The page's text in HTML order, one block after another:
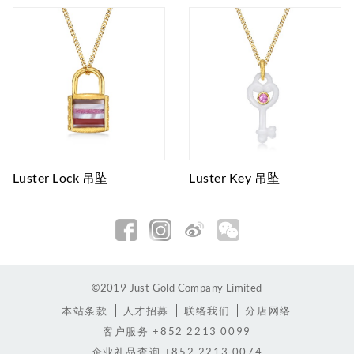
Luster Lock 吊坠 Luster Key 吊坠
©2019 Just Gold Company Limited
本站条款
人才招募 联络我们
分店网络
客户服务 +852 2213 0099
企业礼品查询 +852 2213 0074